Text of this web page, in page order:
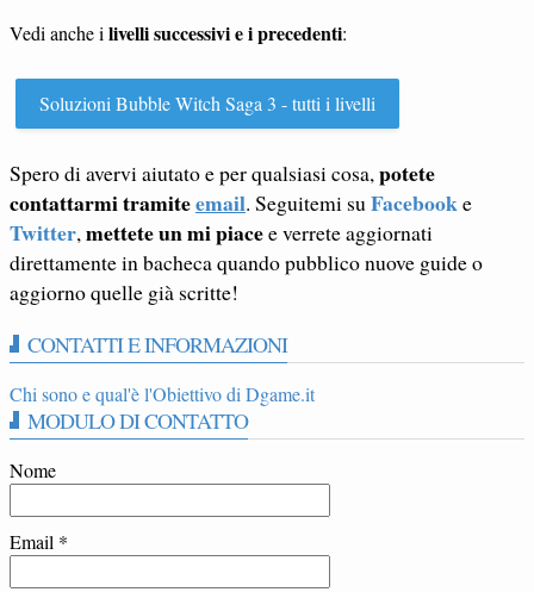
Vedi anche i livelli successivi e i precedenti:
Soluzioni Bubble Witch Saga 3 - tutti i livelli
Spero di avervi aiutato e per qualsiasi cosa, potete
contattarmi tramiteemail. Seguitemi su Facebooke
Twitter, mettete un mi piacee verrete aggiornati
direttamente in bacheca quando pubblico nuove guide o
aggiorno quelle già scritte!
CONTATTI E INFORMAZIONI
Chi sono e qual'è l'Obiettivo di Dgame.it
MODULO DI CONTATTO
Nome
Email *